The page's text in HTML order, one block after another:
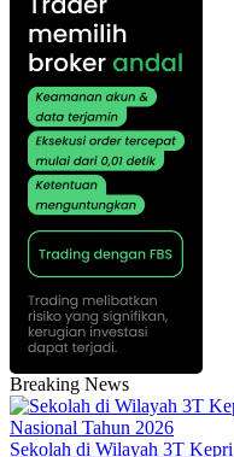
Breaking News
Sekolah di Wilayah 3T